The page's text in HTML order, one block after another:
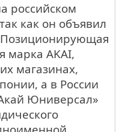
российском
как он объявил
Позиционирующая
марка AKAI,
магазинах,
а в России
Юниверсал»